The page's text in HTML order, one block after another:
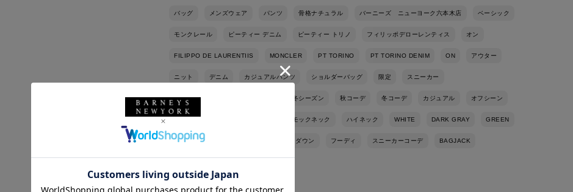
バッグ メンズウェア パンツ 骨格ナチュラル バーニーズ ニューヨーク六本木店 ベーシック
モンクレール ピーティー デニム ピーティー トリノ フィリッポデローレンティス オン
FILIPPO DE LAURENTIIS MONCLER PT TORINO PT TORINO DENIM ON アウター
ニット デニム カジュアルパンツ ショルダーバッグ 限定 スニーカー
EXCLUSIVELY OURS 秋冬シーズン 秋コーデ 冬コーデ カジュアル オフシーン
モックネック ハイネック WHITE DARK GRAY GREEN
パンツスタイル ダウン フーディ スニーカーコーデ BAGJACK